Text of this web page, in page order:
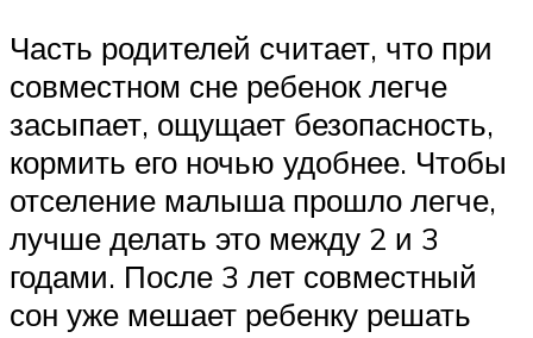
Часть родителей считает, что при
совместном сне ребенок легче
засыпает, ощущает безопасность,
кормить его ночью удобнее. Чтобы
отселение малыша прошло легче,
лучше делать это между 2 и 3
годами. После 3 лет совместный
сон уже мешает ребенку решать